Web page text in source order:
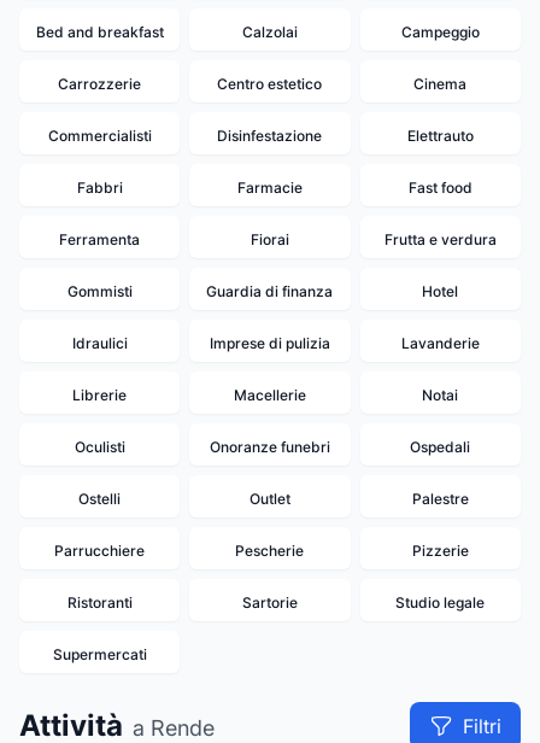
Bed and breakfast Calzolai Campeggio
Carrozzerie Centro estetico Cinema
Commercialisti Disinfestazione Elettrauto
Fabbri Farmacie Fast food
Ferramenta Fiorai Frutta e verdura
Gommisti Guardia di finanza Hotel
Idraulici Imprese di pulizia Lavanderie
Librerie Macellerie Notai
Oculisti Onoranze funebri Ospedali
Ostelli Outlet Palestre
Parrucchiere Pescherie Pizzerie
Ristoranti Sartorie Studio legale
Supermercati
Attività a Rende Filtri